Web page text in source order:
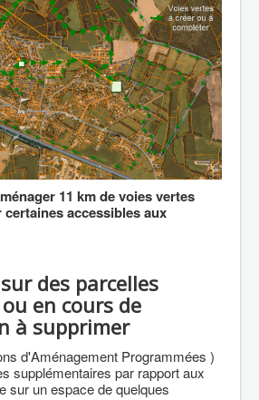
11 km de voies vertes
accessibles aux
des parcelles
en cours de
à supprimer
d'Aménagement Programmées )
supplémentaires par rapport aux
sur un espace de quelques